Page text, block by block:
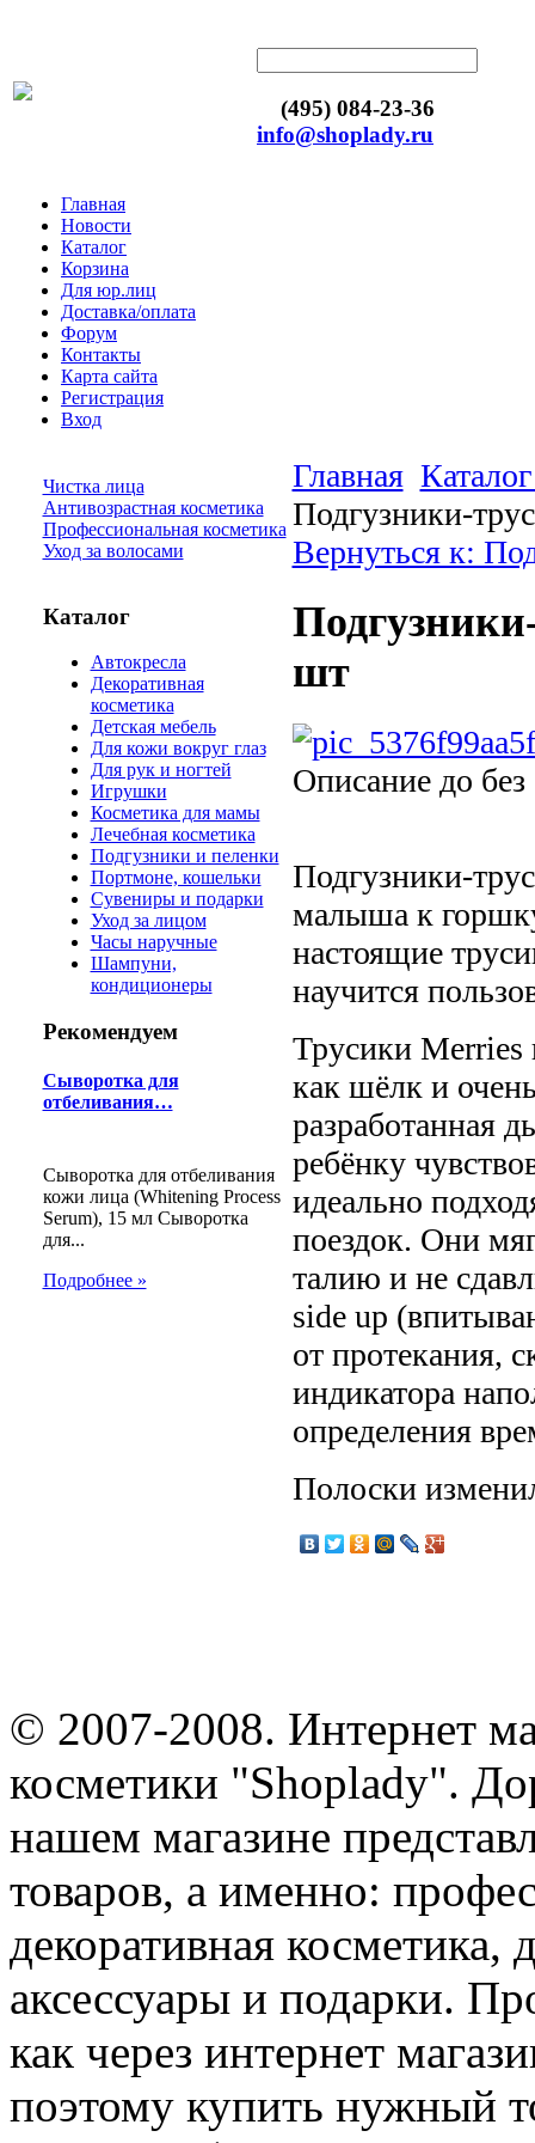
(495) 084-23-36
info@shoplady.ru
Главная
Новости
Каталог
Корзина
Для юр.лиц
Доставка/оплата
Форум
Контакты
Карта сайта
Регистрация
Вход
Чистка лица
Антивозрастная косметика
Профессиональная косметика
Уход за волосами
Каталог
Автокресла
Декоративная
косметика
Детская мебель
Для кожи вокруг глаз
Для рук и ногтей
Игрушки
Косметика для мамы
Лечебная косметика
Подгузники и пеленки
Портмоне, кошельки
Сувениры и подарки
Уход за лицом
Часы наручные
Шампуни,
кондиционеры
Рекомендуем
Сыворотка для
отбеливания…
Сыворотка для отбеливания
кожи лица (Whitening Process
Serum), 15 мл Сыворотка
для...
Подробнее »
Главная
Подгузники-
Вернуться к:
шт
Описаниедо без
Подгузники-
малыша к
настоящие
научится
Трусики Merries
как шёлк и
разработанная
ребёнку
идеально
поездок. Они
талию и не
side up
от протекания,
индикатора
определения
Полоски
© 2007-2008. Интернет
косметики "Shoplady".
нашем магазине
товаров, а именно:
декоративная косметика,
аксессуары и подарки.
как через интернет
поэтому купить нужный